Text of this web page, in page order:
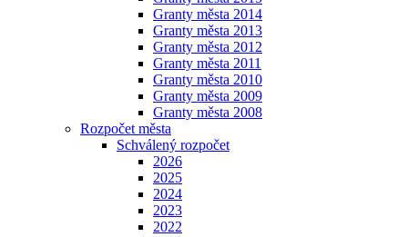
Granty města 2014
Granty města 2013
Granty města 2012
Granty města 2011
Granty města 2010
Granty města 2009
Granty města 2008
Rozpočet města
Schválený rozpočet
2026
2025
2024
2023
2022